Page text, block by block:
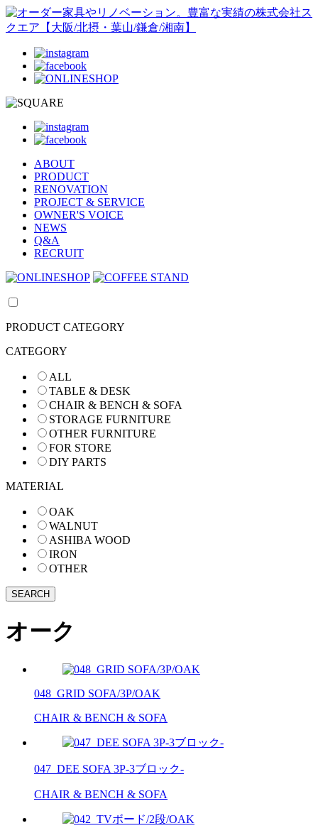
ABOUT
PRODUCT
RENOVATION
PROJECT & SERVICE
OWNER'S VOICE
NEWS
Q&A
RECRUIT
PRODUCT CATEGORY
CATEGORY
ALL
TABLE & DESK
CHAIR & BENCH & SOFA
STORAGE FURNITURE
OTHER FURNITURE
FOR STORE
DIY PARTS
MATERIAL
OAK
WALNUT
ASHIBA WOOD
IRON
OTHER
オーク
048_GRID SOFA/3P/OAK
CHAIR & BENCH & SOFA
047_DEE SOFA 3P-3ブロック-
CHAIR & BENCH & SOFA